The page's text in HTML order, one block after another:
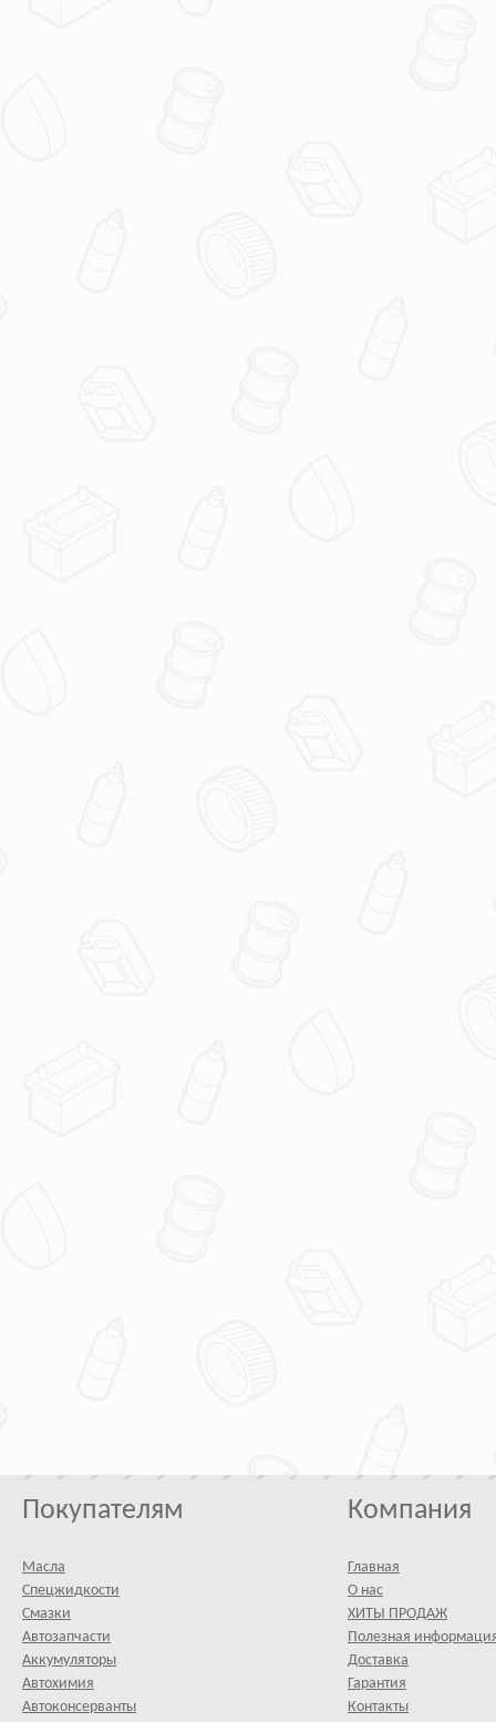
Покупателям
Масла
Спецжидкости
Смазки
Автозапчасти
Аккумуляторы
Автохимия
Автоконсерванты
Компания
Главная
О нас
ХИТЫ ПРОДАЖ
Полезная
Доставка
Гарантия
Контакты